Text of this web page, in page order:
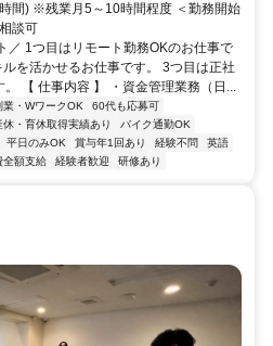
間) ※残業月5～10時間程度 ＜勤務開始
談可
／ 1つ目はリモート勤務OKのお仕事で
を活かせるお仕事です。 3つ目は正社
【 仕事内容 】 ・資金管理業務（日...
業・WワークOK
60代も応募可
休・育休取得実績あり
バイク通勤OK
平日のみOK 賞与年1回あり 経験不問
英語
全額支給 経験者歓迎 研修あり